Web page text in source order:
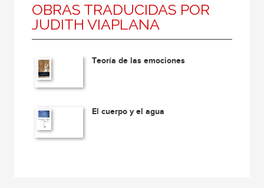
Coordinador
Editor
Escritor
Escritora
Ilustrador
Prologuista
OBRAS TRADUCIDAS POR
JUDITH VIAPLANA
Teoría de las emociones
El cuerpo y el agua